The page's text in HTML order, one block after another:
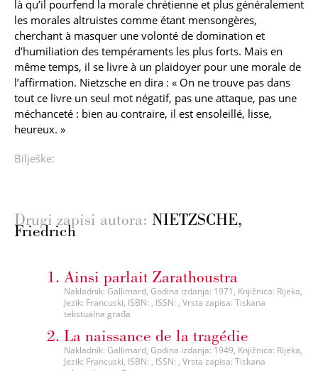
là qu’il pourfend la morale chrétienne et plus généralement
les morales altruistes comme étant mensongères,
cherchant à masquer une volonté de domination et
d’humiliation des tempéraments les plus forts. Mais en
même temps, il se livre à un plaidoyer pour une morale de
l’affirmation. Nietzsche en dira : « On ne trouve pas dans
tout ce livre un seul mot négatif, pas une attaque, pas une
méchanceté : bien au contraire, il est ensoleillé, lisse,
heureux. »
Bilješke:
Drugi zapisi autora: NIETZSCHE,
Friedrich
Ainsi parlait Zarathoustra
Nakladnik: Gallimard, Godina izdanja: 1971, Knjižnica: Rijeka,
Jezik: Francuski, ISBN: , ISSN: , Vrsta zapisa: Tiskana
tekstualna građa
La naissance de la tragédie
Nakladnik: Gallimard, Godina izdanja: 1949, Knjižnica: Rijeka,
Jezik: Francuski, ISBN: , ISSN: , Vrsta zapisa: Tiskana